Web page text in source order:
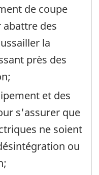
de coupe
des
la
près des
et des
s'assurer que
ne soient
ou